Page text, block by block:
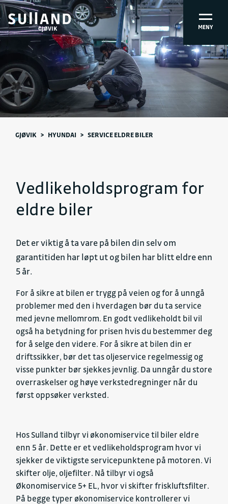
GJØVIK MENY
GJØVIK > HYUNDAI > SERVICE ELDRE BILER
Vedlikeholdsprogram for
eldre biler
Det er viktig å ta vare på bilen din selv om
garantitiden har løpt ut og bilen har blitt eldre enn
5 år.
For å sikre at bilen er trygg på veien og for å unngå
problemer med den i hverdagen bør du ta service
med jevne mellomrom. En godt vedlikeholdt bil vil
også ha betydning for prisen hvis du bestemmer deg
for å selge den videre. For å sikre at bilen din er
driftssikker, bør det tas oljeservice regelmessig og
visse punkter bør sjekkes jevnlig. Da unngår du store
overraskelser og høye verkstedregninger når du
først oppsøker verksted.
Hos Sulland tilbyr vi økonomiservice til biler eldre
enn 5 år. Dette er et vedlikeholdsprogram hvor vi
sjekker de viktigste servicepunktene på motoren. Vi
skifter olje, oljefilter. Nå tilbyr vi også
Økonomiservice 5+ EL, hvor vi skifter friskluftsfilter.
På begge typer økonomiservice kontrollerer vi